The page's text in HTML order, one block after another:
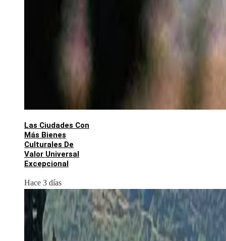
Las Ciudades Con
Más Bienes
Culturales De
Valor Universal
Excepcional
Hace 3 días